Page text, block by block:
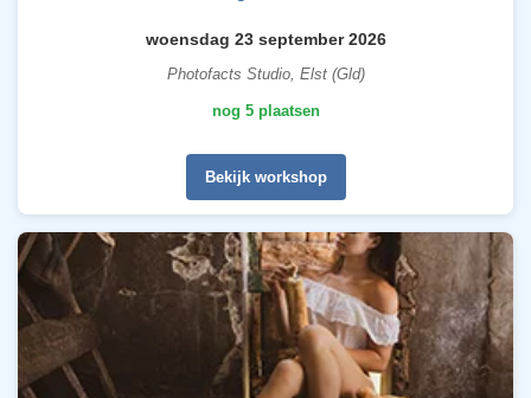
woensdag 23 september 2026
Photofacts Studio, Elst (Gld)
nog 5 plaatsen
Bekijk workshop